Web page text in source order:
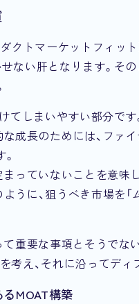
クトマーケットフィッ
ない肝となります。そ
けてしまいやすい部分
成長のためには、ファ
まっていないことを意
に、狙うべき市場を「
て重要な事項とそうで
考え、それに沿ってデ
MOAT構築